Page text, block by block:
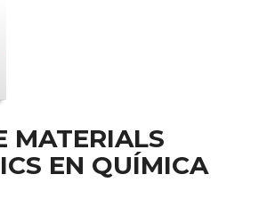
MATERIALS
EN QUÍMICA